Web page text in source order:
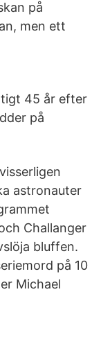
på
men ett
45 år efter
på
astronauter
Challanger
bluffen.
på 10
Michael